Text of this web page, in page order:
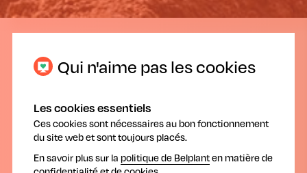
Première édition du Pôle de Santé végétale
Qui n'aime pas les cookies
Les cookies essentiels
Ces cookies sont nécessaires au bon fonctionnement
du site web et sont toujours placés.
En savoir plus sur la politique de Belplanten matière de